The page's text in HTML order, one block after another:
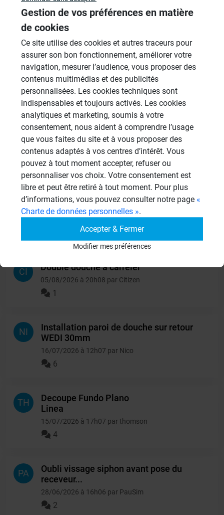
Douches à l'Italienne
1485 Sujets
Cabines de hammam
26 Sujets
Systèmes de panneaux à carreler
1206 Sujets
Aménagement Agencement
21 Sujets
Revêtement Finition
19 Sujets
Autres
949 Sujets
Autres questions
CI Double douche à carreler
05/08/2026 à 20h08 par Citizen
1
NI
Installation paroi de douche sur retour
WEDI 30mm
16/07/2026 à 12h07 par Nico
6
TH
Decoupe Fundo Plano
Linea
15/07/2026 à 17h07 par thomson
4
PA
Oubli vissage siphon avant pose du
receveur...
28/06/2026 à 16h06 par PauSim
2
Gestion de vos préférences en matière
de cookies
Ce site utilise des cookies et autres traceurs pour
assurer son bon fonctionnement, améliorer votre
navigation, mesurer l’audience, vous proposer des
contenus multimédias et des publicités
personnalisées. Les cookies techniques sont
indispensables et toujours activés. Les cookies
analytiques et marketing, soumis à votre
consentement, nous aident à comprendre l’usage
que vous faites du site et à vous proposer des
contenus adaptés à vos centres d’intérêt. Vous
pouvez à tout moment accepter, refuser ou
personnaliser vos choix. Votre consentement est
libre et peut être retiré à tout moment. Pour plus
d’informations, vous pouvez consulter notre page «
Charte de données personnelles ».
Accepter & Fermer
Modifier mes préférences